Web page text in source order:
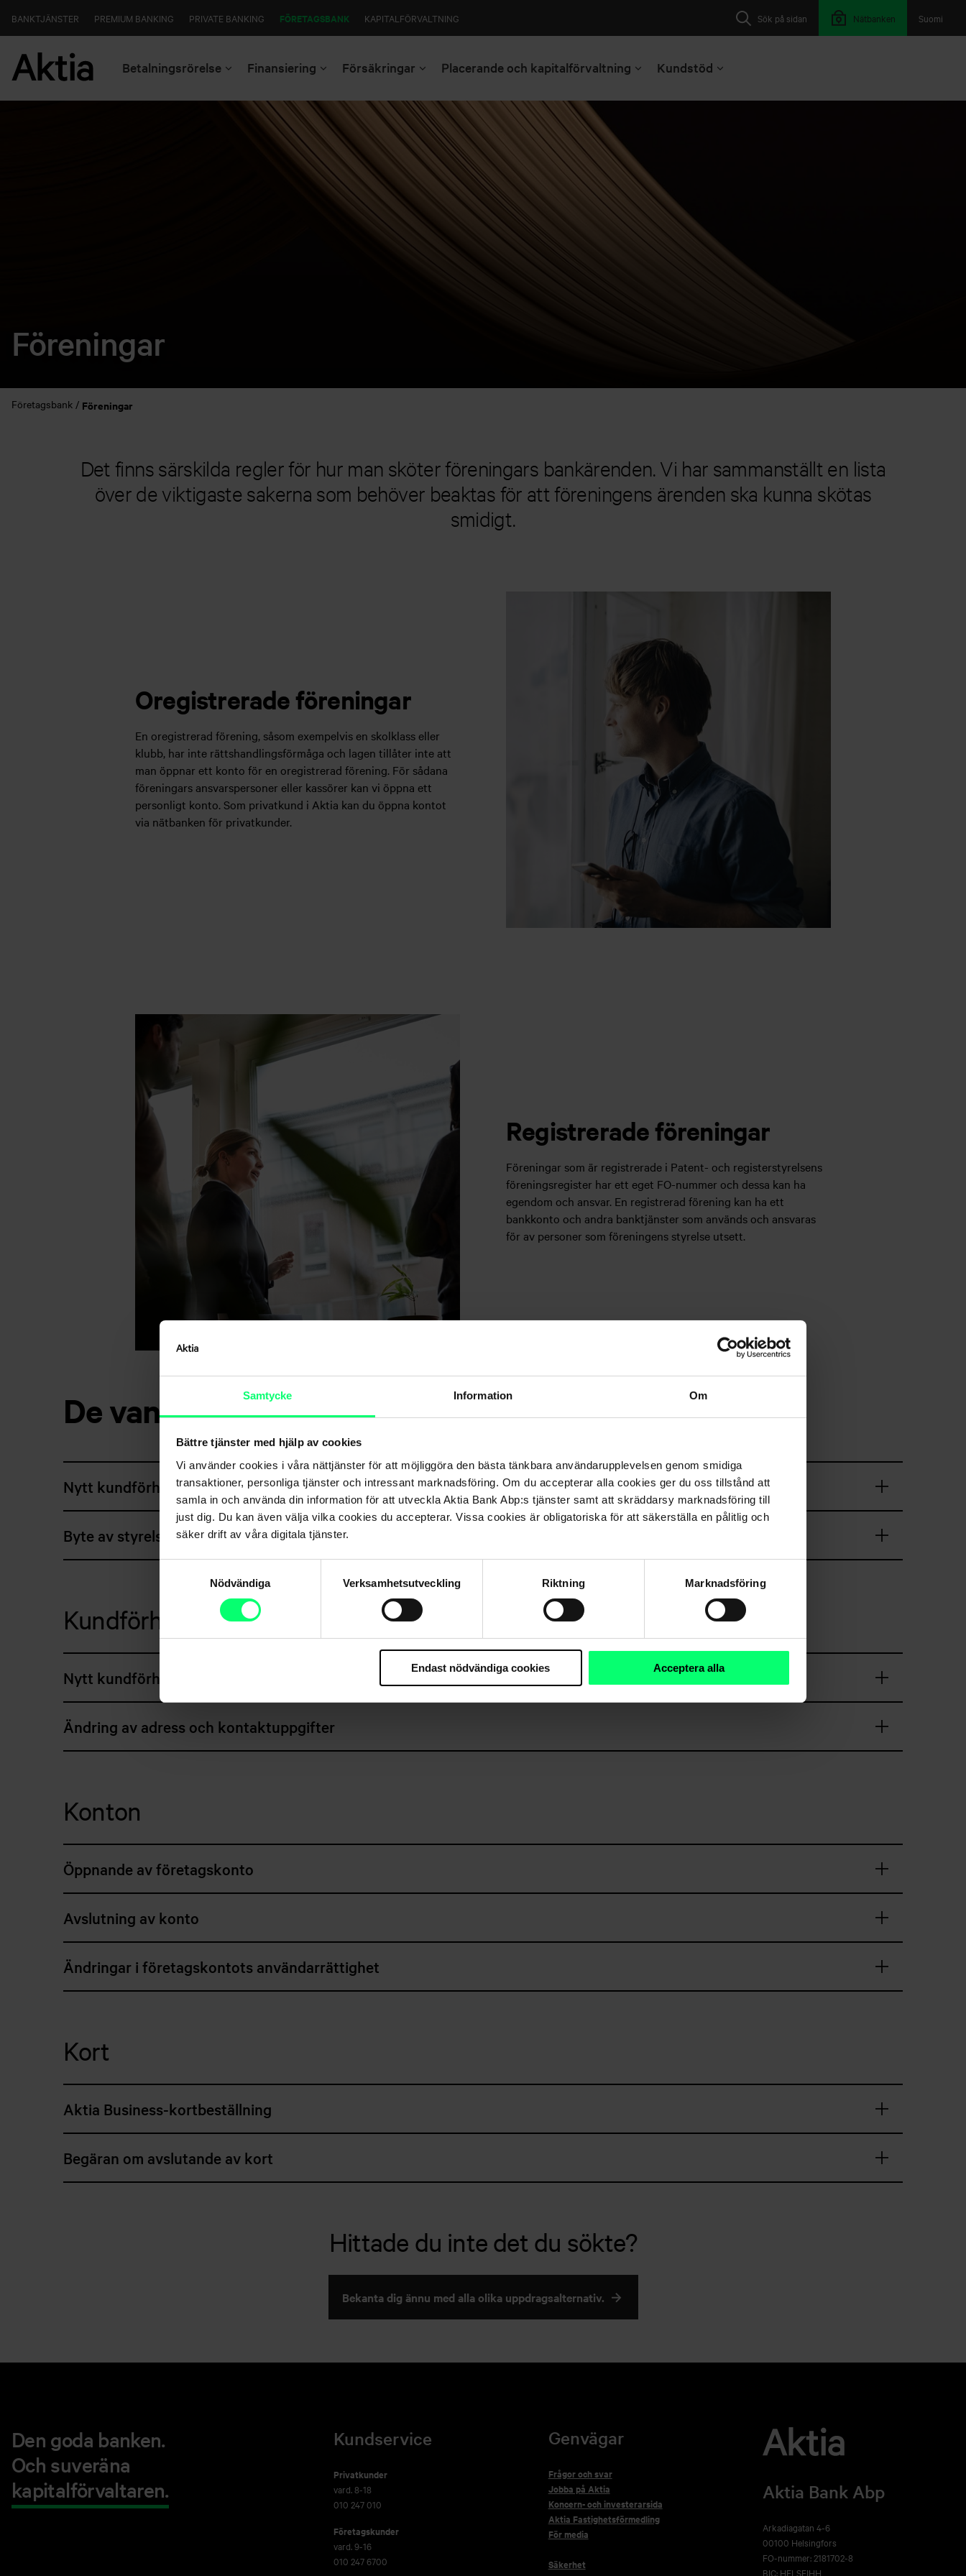
Samtycke Information Om
Bättre tjänster med hjälp av cookies
Vi använder cookies i våra nättjänster för att möjliggöra den bästa tänkbara användarupplevelsen genom smidiga
transaktioner, personliga tjänster och intressant marknadsföring. Om du accepterar alla cookies ger du oss tillstånd att
samla in och använda din information för att utveckla Aktia Bank Abp:s tjänster samt att skräddarsy marknadsföring till
just dig. Du kan även välja vilka cookies du accepterar. Vissa cookies är obligatoriska för att säkerställa en pålitlig och
säker drift av våra digitala tjänster.
Nödvändiga
Verksamhetsutveckling Riktning Marknadsföring
Endast nödvändiga cookies Acceptera alla
Suomi
Sök på sidan Nätbanken
BANKTJÄNSTER PREMIUM BANKING PRIVATE BANKING FÖRETAGSBANK KAPITALFÖRVALTNING
Betalningsrörelse Finansiering Försäkringar Placerande och kapitalförvaltning Kundstöd
Föreningar
Företagsbank Föreningar
Det finns särskilda regler för hur man sköter föreningars bankärenden. Vi har sammanställt en lista
över de viktigaste sakerna som behöver beaktas för att föreningens ärenden ska kunna skötas
smidigt.
Oregistrerade föreningar
En oregistrerad förening, såsom exempelvis en skolklass eller
klubb, har inte rättshandlingsförmåga och lagen tillåter inte att
man öppnar ett konto för en oregistrerad förening. För sådana
föreningars ansvarspersoner eller kassörer kan vi öppna ett
personligt konto. Som privatkund i Aktia kan du öppna kontot
via nätbanken för privatkunder.
Registrerade föreningar
Föreningar som är registrerade i Patent- och registerstyrelsens
föreningsregister har ett eget FO-nummer och dessa kan ha
egendom och ansvar. En registrerad förening kan ha ett
bankkonto och andra banktjänster som används och ansvaras
för av personer som föreningens styrelse utsett.
De vanligaste uppdragen för föreningar
Nytt kundförhållande, föreningar
Byte av styrelsemedlem och / eller kassör
Kundförhållande
Nytt kundförhållande
Ändring av adress och kontaktuppgifter
Konton
Öppnande av företagskonto
Avslutning av konto
Ändringar i företagskontots användarrättighet
Kort
Aktia Business-kortbeställning
Begäran om avslutande av kort
Hittade du inte det du sökte?
Bekanta dig ännu med alla olika uppdragsalternativ.
Den goda banken.
Och suveräna
kapitalförvaltaren.
Kundservice
Privatkunder
vard. 8-18
010 247 010
Företagskunder
vard. 9-16
010 247 6700
Genvägar
Frågor och svar
Jobba på Aktia
Koncern- och investerarsida
Aktia Fastighetsförmedling
För media
Säkerhet
Aktia Bank Abp
Arkadiagatan 4-6
00100 Helsingfors
FO-nummer: 2181702-8
BIC: HELSFIHH